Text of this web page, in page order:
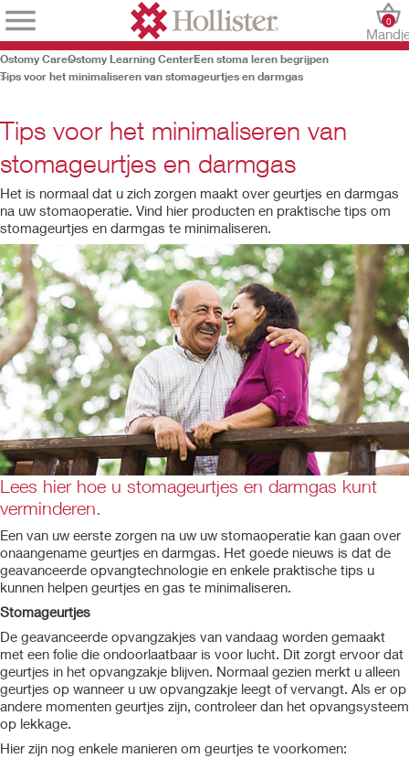
0
Ostomy CareOstomy Learning CenterEen stoma leren begrijpen
Tips voor het minimaliseren van stomageurtjes en darmgas
Tips voor het minimaliseren van
stomageurtjes en darmgas
Het is normaal dat u zich zorgen maakt over geurtjes en darmgas
na uw stomaoperatie. Vind hier producten en praktische tips om
stomageurtjes en darmgas te minimaliseren.
Lees hier hoe u stomageurtjes en darmgas kunt
verminderen.
Een van uw eerste zorgen na uw uw stomaoperatie kan gaan over
onaangename geurtjes en darmgas. Het goede nieuws is dat de
geavanceerde opvangtechnologie en enkele praktische tips u
kunnen helpen geurtjes en gas te minimaliseren.
Stomageurtjes
De geavanceerde opvangzakjes van vandaag worden gemaakt
met een folie die ondoorlaatbaar is voor lucht. Dit zorgt ervoor dat
geurtjes in het opvangzakje blijven. Normaal gezien merkt u alleen
geurtjes op wanneer u uw opvangzakje leegt of vervangt. Als er op
andere momenten geurtjes zijn, controleer dan het opvangsysteem
op lekkage.
Hier zijn nog enkele manieren om geurtjes te voorkomen: